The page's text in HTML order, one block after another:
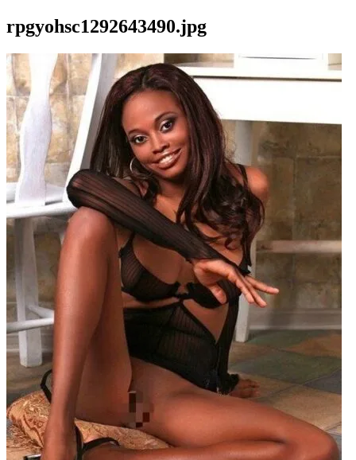
rpgyohsc1292643490.jpg